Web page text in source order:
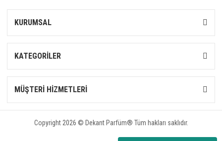
KURUMSAL
KATEGORİLER
MÜŞTERİ HİZMETLERİ
Copyright 2026 © Dekant Parfüm® Tüm hakları saklıdır.